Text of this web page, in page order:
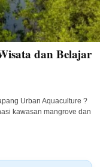
dan Belajar
Urban Aquaculture ?
kawasan mangrove dan